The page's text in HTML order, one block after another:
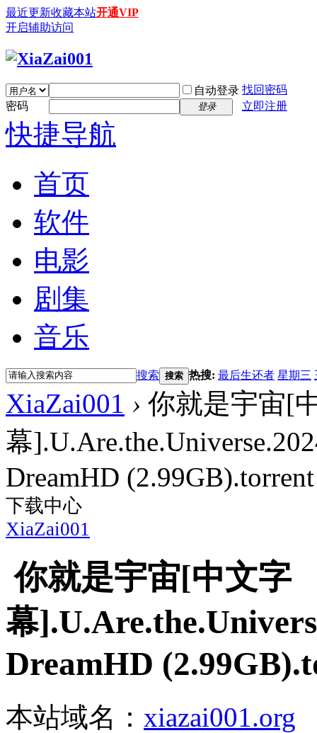
最近更新收藏本站开通VIP
开启辅助访问
自动登录 找回密码
密码
登录 立即注册
快捷导航
首页
软件
电影
剧集
音乐
搜索 搜索 热搜: 最后生还者 星期三
XiaZai001 › 你就是宇宙[
幕
DreamHD (2.99GB).torrent
下载中心
XiaZai001
你就是宇宙[中文字
幕
DreamHD
本站域名： xiazai001.org